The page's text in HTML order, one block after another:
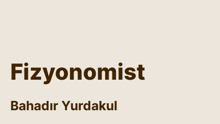
Fizyonomist
Bahadır Yurdakul